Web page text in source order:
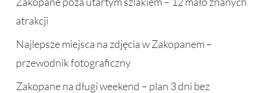
atrakcji
Najlepsze miejsca na zdjęcia w Zakopanem –
przewodnik fotograficzny
Zakopane na długi weekend – plan 3 dni bez